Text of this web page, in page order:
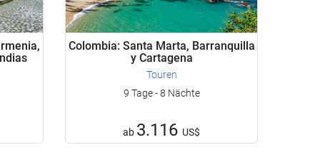
Colombia: Santa Marta, Barranquilla
y Cartagena
Touren
9 Tage - 8 Nächte
ab 3.116 US$